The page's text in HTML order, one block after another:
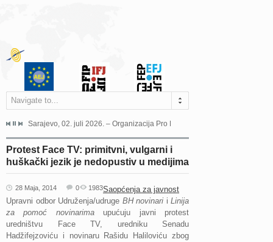
Navigate to...
Grada Sarajeva povodom Dana Sarajeva dugogodišnjoj...
Sarajevo, 02. juli 2026. – Organizacija Pro Educa juče je uspješno
Protest Face TV: primitvni, vulgarni i
huškački jezik je nedopustiv u medijima
28 Maja, 2014 Saopćenja za javnost
0 1983
Upravni odbor Udruženja/udruge BH novinari i Linija
za pomoć novinarimaupućuju javni protest
uredništvu Face TV, uredniku Senadu
Hadžifejzoviću i novinaru Rašidu Haliloviću zbog